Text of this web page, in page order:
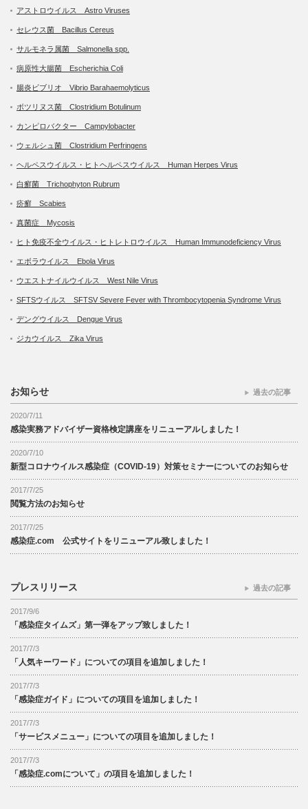
アストロウイルス Astro Viruses
セレウス菌 Bacillus Cereus
サルモネラ属菌 Salmonella spp.
病原性大腸菌 Escherichia Coli
腸炎ビブリオ Vibrio Barahaemolyticus
ボツリヌス菌 Clostridium Botulinum
カンピロバクター Campylobacter
ウェルシュ菌 Clostridium Perfringens
ヘルペスウイルス・ヒトヘルペスウイルス Human Herpes Virus
白癬菌 Trichophyton Rubrum
疥癬 Scabies
真菌症 Mycosis
ヒト免疫不全ウイルス・ヒトレトロウイルス Human Immunodeficiency Virus
エボラウイルス Ebola Virus
ウエストナイルウイルス West Nile Virus
SFTSウイルス SFTSV Severe Fever with Thrombocytopenia Syndrome Virus
デングウイルス Dengue Virus
ジカウイルス Zika Virus
お知らせ
2020/7/11
感染実務アドバイザー資格検定講座をリニューアルしました！
2020/7/10
新型コロナウイルス感染症（COVID-19）対策セミナーについてのお知らせ
2017/7/25
閲覧方法のお知らせ
2017/7/25
感染症.com 公式サイトをリニューアル致しました！
過去の記事
プレスリリース
2017/9/6
「感染症タイムズ」第一弾をアップ致しました！
2017/7/3
「人気キーワード」についての項目を追加しました！
2017/7/3
「感染症ガイド」についての項目を追加しました！
2017/7/3
「サービスメニュー」についての項目を追加しました！
2017/7/3
「感染症.comについて」の項目を追加しました！
過去の記事